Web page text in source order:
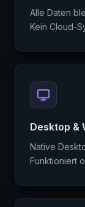
Alle Daten
Kein Cloud-
Desktop &
Native
Funktioniert